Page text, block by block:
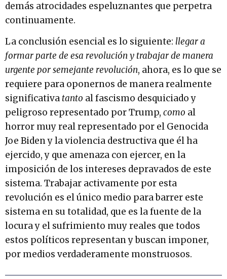
demás atrocidades espeluznantes que perpetra
continuamente.
La conclusión esencial es lo siguiente: llegar a
formar parte de esa revolución y trabajar de manera
urgente por semejante revolución, ahora, es lo que se
requiere para oponernos de manera realmente
significativa tanto al fascismo desquiciado y
peligroso representado por Trump, como al
horror muy real representado por el Genocida
Joe Biden y la violencia destructiva que él ha
ejercido, y que amenaza con ejercer, en la
imposición de los intereses depravados de este
sistema. Trabajar activamente por esta
revolución es el único medio para barrer este
sistema en su totalidad, que es la fuente de la
locura y el sufrimiento muy reales que todos
estos políticos representan y buscan imponer,
por medios verdaderamente monstruosos.